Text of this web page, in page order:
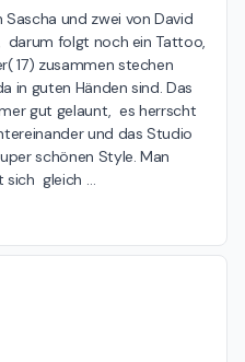
und zwei von David
darum folgt noch ein Tattoo,
17) zusammen stechen
in guten Händen sind. Das
gut gelaunt,  es herrscht
und das Studio
schönen Style. Man
sich  gleich …